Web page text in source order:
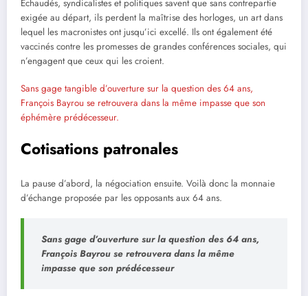
Echaudés, syndicalistes et politiques savent que sans contrepartie
exigée au départ, ils perdent la maîtrise des horloges, un art dans
lequel les macronistes ont jusqu’ici excellé. Ils ont également été
vaccinés contre les promesses de grandes conférences sociales, qui
n’engagent que ceux qui les croient.
Sans gage tangible d’ouverture sur la question des 64 ans,
François Bayrou se retrouvera dans la même impasse que son
éphémère prédécesseur.
Cotisations patronales
La pause d’abord, la négociation ensuite. Voilà donc la monnaie
d’échange proposée par les opposants aux 64 ans.
Sans gage d’ouverture sur la question des 64 ans,
François Bayrou se retrouvera dans la même
impasse que son prédécesseur